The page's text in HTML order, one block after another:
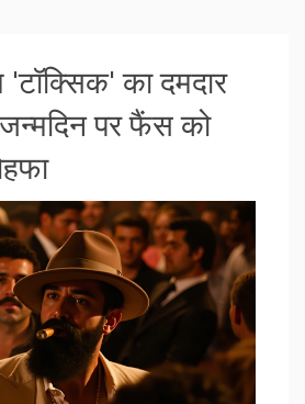
का दमदार
पर फैंस को